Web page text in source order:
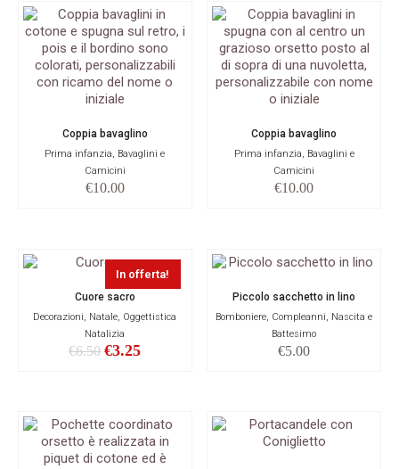
Coppia bavaglino
Prima infanzia, Bavaglini e
Camicini
€10.00
Coppia bavaglino
Prima infanzia, Bavaglini e
Camicini
€10.00
In offerta!
Cuore sacro
Decorazioni, Natale, Oggettistica
Natalizia
€6.50 €3.25
Piccolo sacchetto in lino
Bomboniere, Compleanni, Nascita e
Battesimo
€5.00